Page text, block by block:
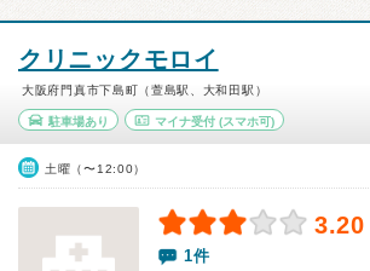
クリニックモロイ
大阪府門真市下島町（萱島駅、大和田駅）
駐車場あり マイナ受付(スマホ可)
土曜（〜12:00）
3.20
1件